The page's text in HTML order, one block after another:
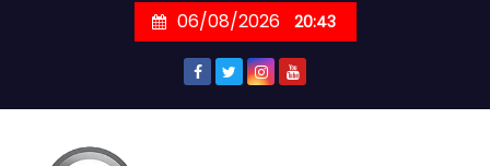
06/08/2026 20:43